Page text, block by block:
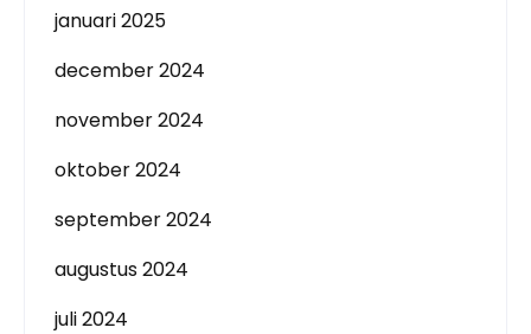
januari 2025
december 2024
november 2024
oktober 2024
september 2024
augustus 2024
juli 2024